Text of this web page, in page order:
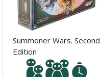
Summoner Wars. Second
Edition